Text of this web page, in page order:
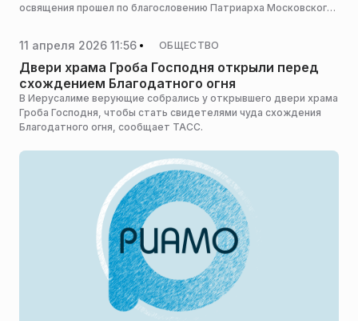
освящения прошел по благословению Патриарха Московского
11 апреля 2026 11:56 ОБЩЕСТВО
Двери храма Гроба Господня открыли перед
схождением Благодатного огня
В Иерусалиме верующие собрались у открывшего двери храма
Гроба Господня, чтобы стать свидетелями чуда схождения
Благодатного огня, сообщает ТАСС.